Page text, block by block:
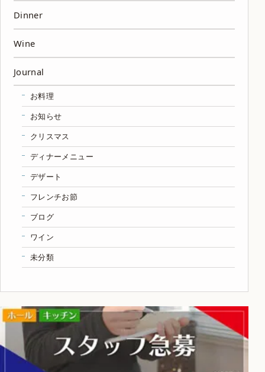
Dinner
Wine
Journal
お料理
お知らせ
クリスマス
ディナーメニュー
デザート
フレンチお節
ブログ
ワイン
未分類